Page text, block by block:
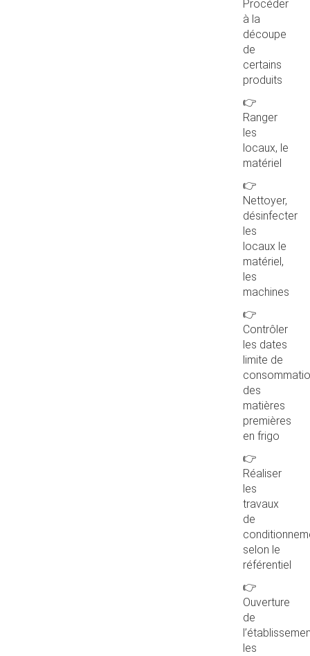
Procéder
à la
découpe
de
certains
produits
👉
Ranger
les
locaux, le
matériel
👉
Nettoyer,
désinfecter
les
locaux le
matériel,
les
machines
👉
Contrôler
les dates
limite de
des
matières
premières
en frigo
👉
Réaliser
les
travaux
de
selon le
référentiel
👉
Ouverture
de
les